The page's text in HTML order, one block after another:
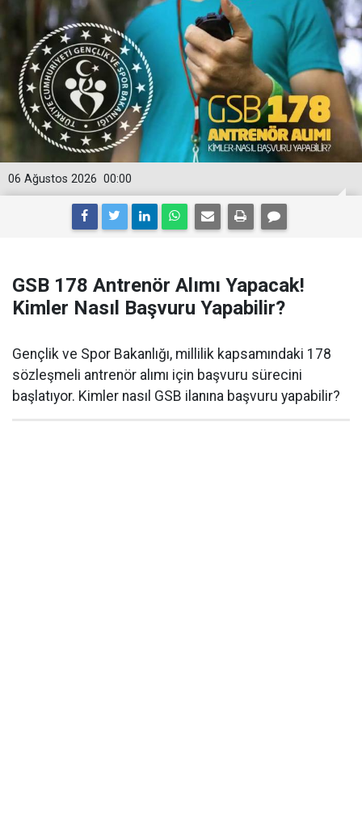
00:00
06 Ağustos 2026
GSB 178 Antrenör Alımı Yapacak!
Kimler Nasıl Başvuru Yapabilir?
Gençlik ve Spor Bakanlığı, millilik kapsamındaki 178
sözleşmeli antrenör alımı için başvuru sürecini
başlatıyor. Kimler nasıl GSB ilanına başvuru yapabilir?